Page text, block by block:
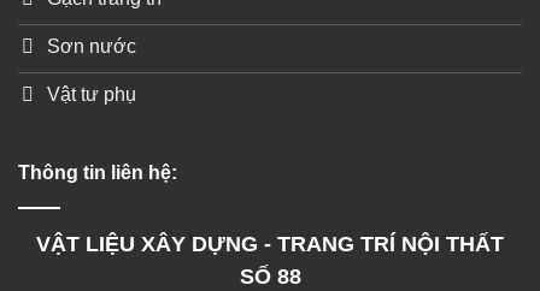
Sơn nước
Vật tư phụ
Thông tin liên hệ:
VẬT LIỆU XÂY DỰNG - TRANG TRÍ NỘI THẤT
SỐ 88